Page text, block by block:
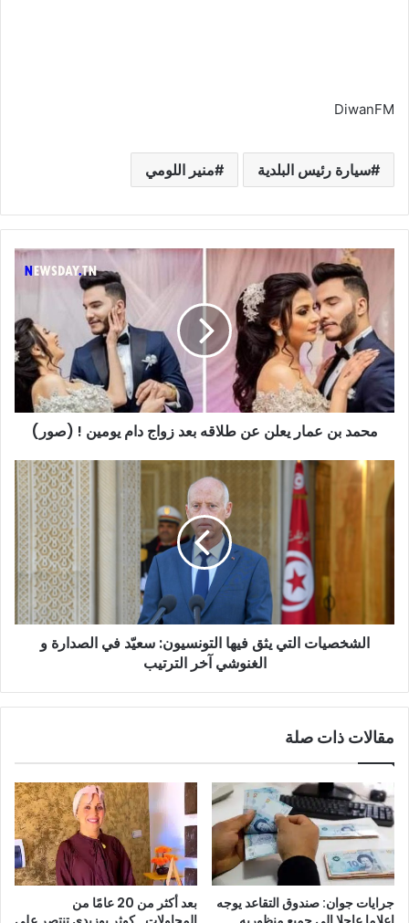
DiwanFM
سيارة رئيس البلدية منير اللومي
محمد
طلاقه
بعد
زواج
دام
يومين
(صور)
محمد بن عمار يعلن عن طلاقه بعد زواج دام يومين ! (صور)
الشخصيات
التي
يثق
و
الغنوشيالشخصيات التي يثق فيها التونسيون: سعيّد في الصدارة و
الغنوشي آخر الترتيب
مقالات ذات صلة
جرايات جوان: صندوق التقاعد يوجه
بعد أكثر من 20 عامًا من